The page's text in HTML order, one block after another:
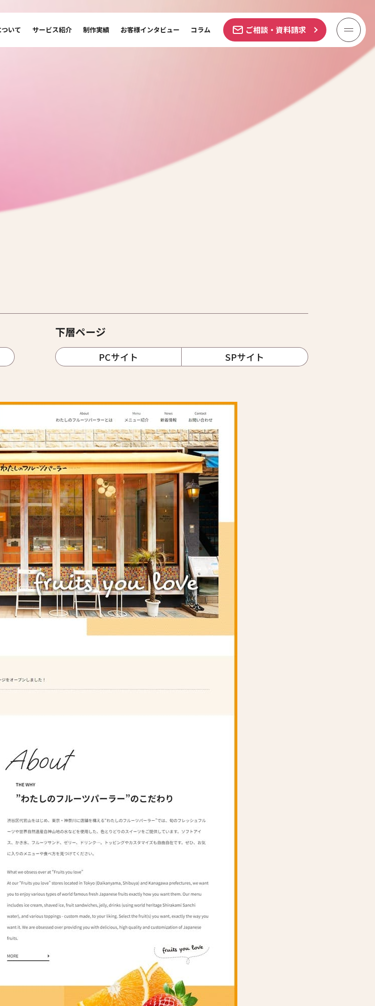
いて サービス紹介 制作実績 お客様インタビュー コラム ご相談・資料請求
下層ページ
PCサイト SPサイト